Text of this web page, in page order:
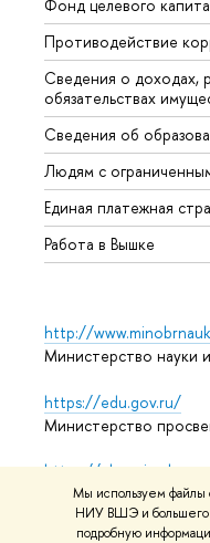
Мы используем файлы
НИУ ВШЭ и большего
подробную
Фонд целевого
Противодействие
Сведения о доходах,
обязательствах
Сведения об
Людям с
Единая платежная
Работа в Вышке
http://
Министерство науки
https://edu.gov.ru/
Министерство
https://
Массовые открытые